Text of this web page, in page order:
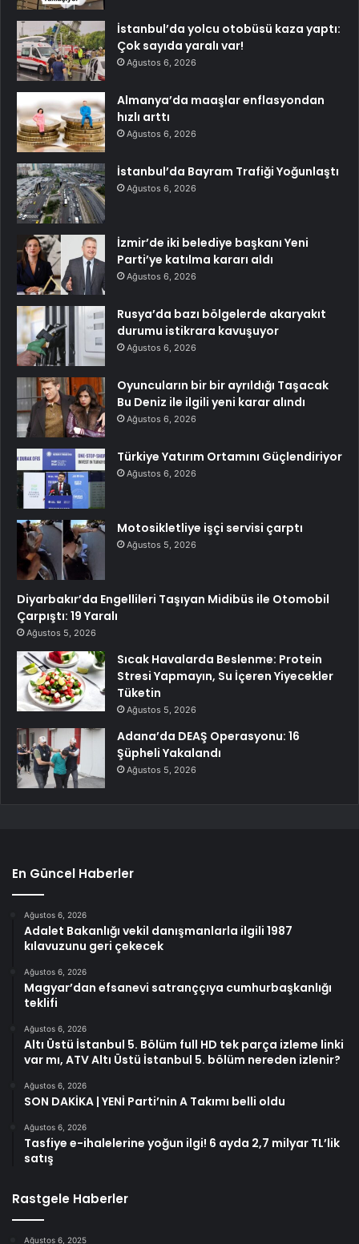
İstanbul’da yolcu otobüsü kaza yaptı:
Çok sayıda yaralı var!
Ağustos 6, 2026
Almanya’da maaşlar enflasyondan
hızlı arttı
Ağustos 6, 2026
İstanbul’da Bayram Trafiği Yoğunlaştı
Ağustos 6, 2026
İzmir’de iki belediye başkanı Yeni
Parti’ye katılma kararı aldı
Ağustos 6, 2026
Rusya’da bazı bölgelerde akaryakıt
durumu istikrara kavuşuyor
Ağustos 6, 2026
Oyuncuların bir bir ayrıldığı Taşacak
Bu Deniz ile ilgili yeni karar alındı
Ağustos 6, 2026
Türkiye Yatırım Ortamını Güçlendiriyor
Ağustos 6, 2026
Motosikletliye işçi servisi çarptı
Ağustos 5, 2026
Diyarbakır’da Engellileri Taşıyan Midibüs ile Otomobil
Çarpıştı: 19 Yaralı
Ağustos 5, 2026
Sıcak Havalarda Beslenme: Protein
Stresi Yapmayın, Su İçeren Yiyecekler
Tüketin
Ağustos 5, 2026
Adana’da DEAŞ Operasyonu: 16
Şüpheli Yakalandı
Ağustos 5, 2026
En Güncel Haberler
Ağustos 6, 2026
Adalet Bakanlığı vekil danışmanlarla ilgili 1987
kılavuzunu geri çekecek
Ağustos 6, 2026
Magyar’dan efsanevi satranççıya cumhurbaşkanlığı
teklifi
Ağustos 6, 2026
Altı Üstü İstanbul 5. Bölüm full HD tek parça izleme linki
var mı, ATV Altı Üstü İstanbul 5. bölüm nereden izlenir?
Ağustos 6, 2026
SON DAKİKA | YENİ Parti’nin A Takımı belli oldu
Ağustos 6, 2026
Tasfiye e-ihalelerine yoğun ilgi! 6 ayda 2,7 milyar TL’lik
satış
Rastgele Haberler
Ağustos 6, 2025